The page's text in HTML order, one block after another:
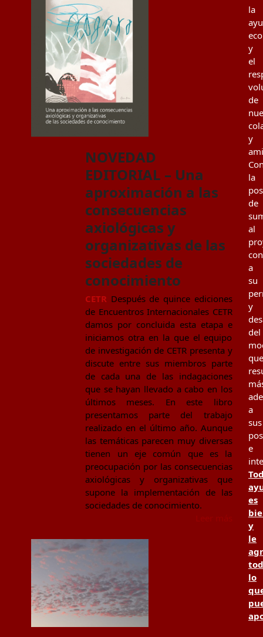
NOVEDAD
EDITORIAL – Una
aproximación a las
consecuencias
axiológicas y
organizativas de las
sociedades de
conocimiento
CETR Después de quince ediciones
de Encuentros Internacionales CETR
damos por concluida esta etapa e
iniciamos otra en la que el equipo
de investigación de CETR presenta y
discute entre sus miembros parte
de cada una de las indagaciones
que se hayan llevado a cabo en los
últimos meses. En este libro
presentamos parte del trabajo
realizado en el último año. Aunque
las temáticas parecen muy diversas
tienen un eje común que es la
preocupación por las consecuencias
axiológicas y organizativas que
supone la implementación de las
sociedades de conocimiento.
la
y
el
de
y
la
de
al
a
su
y
del
que
a
sus
e
es
y
le
lo